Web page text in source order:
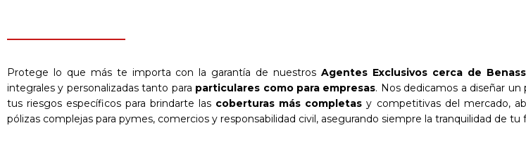
Protege lo que más te importa con la garantía de nuestros Agentes Exclusivos cerca de
integrales y personalizadas tanto para particulares como para empresas. Nos dedicamos a diseñar
tus riesgos específicos para brindarte las coberturas más completas y competitivas del mercado,
pólizas complejas para pymes, comercios y responsabilidad civil, asegurando siempre la tranquilidad de